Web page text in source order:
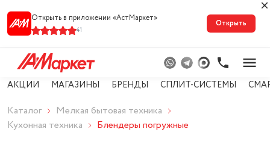
Открыть в приложении «АстМарке‪т‬»
41
Открыть
АКЦИИ МАГАЗИНЫ БРЕНДЫ СПЛИТ-СИСТЕМЫ
Каталог
Мелкая бытовая техника
Кухонная техника
Блендеры погружные